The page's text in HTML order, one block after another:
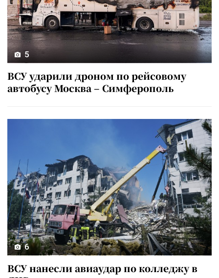
5
ВСУ ударили дроном по рейсовому
автобусу Москва – Симферополь
6
ВСУ нанесли авиаудар по колледжу в